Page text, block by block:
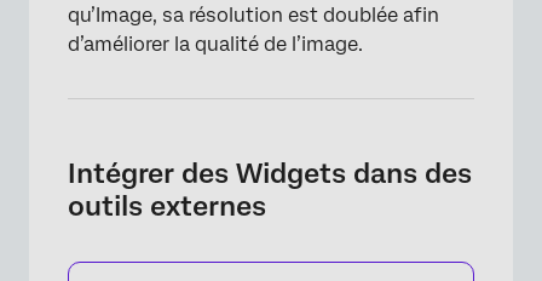
qu’Image, sa résolution est doublée afin
d’améliorer la qualité de l’image.
Intégrer des Widgets dans des
outils externes